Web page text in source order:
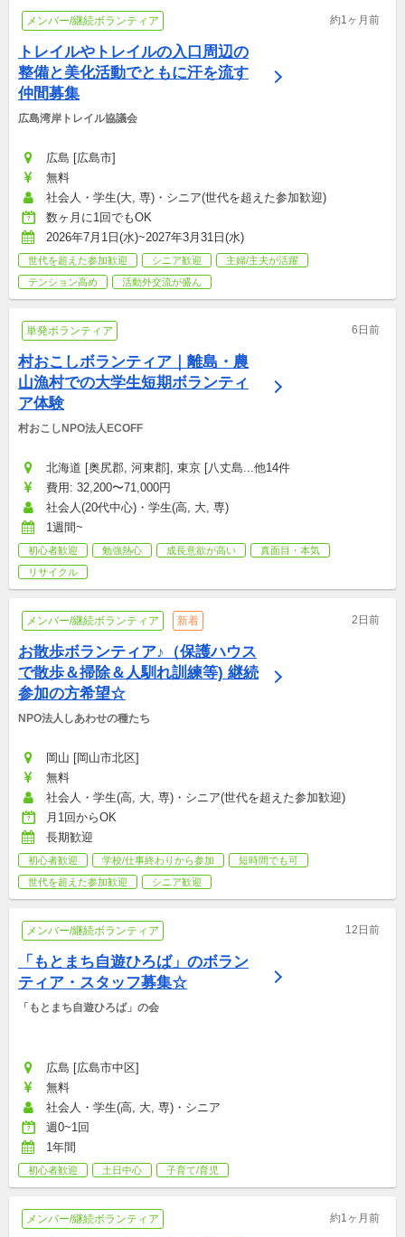
メンバー/継続ボランティア 約1ヶ月前
トレイルやトレイルの入口周辺の
整備と美化活動でともに汗を流す
仲間募集
広島湾岸トレイル協議会
広島 [広島市]
無料
社会人・学生(大, 専)・シニア(世代を超えた参加歓迎)
数ヶ月に1回でもOK
2026年7月1日(水)~2027年3月31日(水)
世代を超えた参加歓迎 シニア歓迎
主婦/主夫が活躍
テンション高め
活動外交流が盛ん
単発ボランティア 6日前
村おこしボランティア｜離島・農
山漁村での大学生短期ボランティ
ア体験
村おこしNPO法人ECOFF
北海道 [奥尻郡, 河東郡], 東京 [八丈島...他14件
費用: 32,200〜71,000円
社会人(20代中心)・学生(高, 大, 専)
1週間~
初心者歓迎 勉強熱心 成長意欲が高い
真面目・本気
リサイクル
メンバー/継続ボランティア 新着 2日前
お散歩ボランティア♪（保護ハウス
で散歩＆掃除＆人馴れ訓練等) 継続
参加の方希望☆
NPO法人しあわせの種たち
岡山 [岡山市北区]
無料
社会人・学生(高, 大, 専)・シニア(世代を超えた参加歓迎)
月1回からOK
長期歓迎
初心者歓迎 学校/仕事終わりから参加
短時間でも可
世代を超えた参加歓迎
シニア歓迎
メンバー/継続ボランティア 12日前
「もとまち自遊ひろば」のボラン
ティア・スタッフ募集☆
「もとまち自遊ひろば」の会
広島 [広島市中区]
無料
社会人・学生(高, 大, 専)・シニア
週0~1回
1年間
初心者歓迎 土日中心 子育て/育児
メンバー/継続ボランティア 約1ヶ月前